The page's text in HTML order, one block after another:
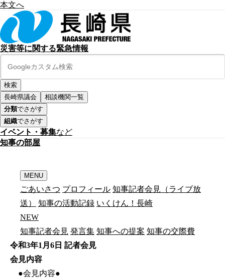
本文へ
災害等に関する緊急情報
長崎県議会
相談機関一覧
分類でさがす
組織でさがす
イベント・募集など
知事の部屋
MENU
ごあいさつ プロフィール 知事記者会見（ライブ放
送）
知事の活動記録 いくけん！長崎
NEW
知事記者会見 発言集 知事への提案 知事の交際費
令和3年1月6日 記者会見
会見内容
●会見内容●